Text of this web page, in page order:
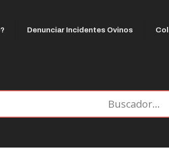
Denunciar Incidentes Ovinos